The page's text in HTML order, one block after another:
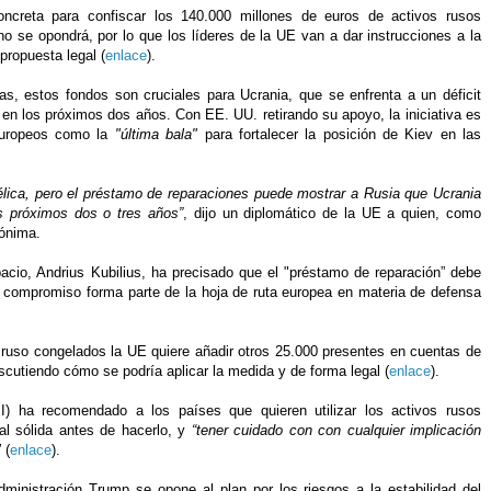
para confiscar los 140.000 millones de euros de activos rusos
se opondrá, por lo que los líderes de la UE van a dar instrucciones a la
legal (enlace).
estos fondos son cruciales para Ucrania, que se enfrenta a un déficit
los próximos dos años. Con EE. UU. retirando su apoyo, la iniciativa es
como la "última bala" para fortalecer la posición de Kiev en las
pero el préstamo de reparaciones puede mostrar a Rusia que Ucrania
próximos dos o tres años”, dijo un diplomático de la UE a quien, como
Andrius Kubilius, ha precisado que el "préstamo de reparación” debe
forma parte de la hoja de ruta europea en materia de defensa
congelados la UE quiere añadir otros 25.000 presentes en cuentas de
cómo se podría aplicar la medida y de forma legal (enlace).
ha recomendado a los países que quieren utilizar los activos rusos
sólida antes de hacerlo, y “tener cuidado con con cualquier implicación
(enlace).